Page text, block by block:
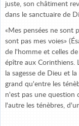
juste, son châtiment
dans le sanctuaire de
«Mes pensées ne sont
sont pas mes voies»
de l'homme et celles
épître aux Corinthiens.
la sagesse de Dieu et
grand qu'entre les
n'est pas une question
l'autre les ténèbres,